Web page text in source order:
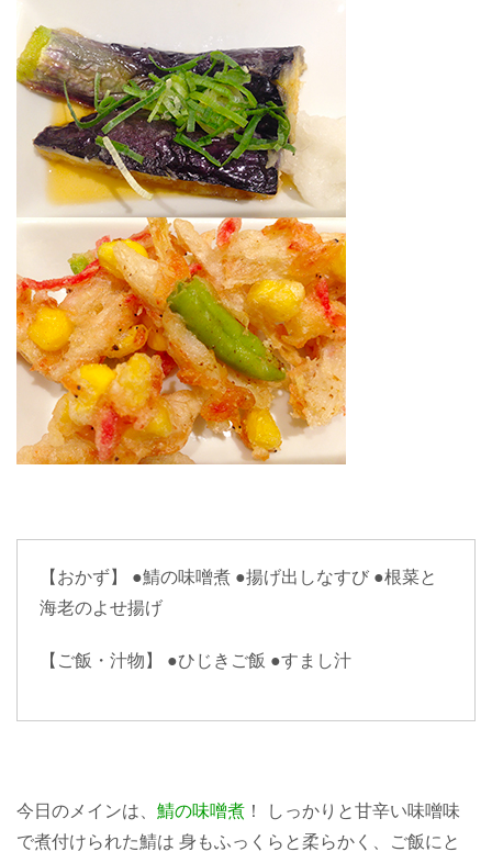
【おかず】 ●鯖の味噌煮 ●揚げ出しなすび ●根菜と
海老のよせ揚げ
【ご飯・汁物】 ●ひじきご飯 ●すまし汁
今日のメインは、 鯖の味噌煮 ！ しっかりと甘辛い味噌味
で煮付けられた鯖は 身もふっくらと柔らかく、ご飯にと